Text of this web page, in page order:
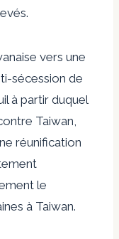
vers une
sécession de
à partir duquel
Taiwan,
réunification
le
à Taiwan.